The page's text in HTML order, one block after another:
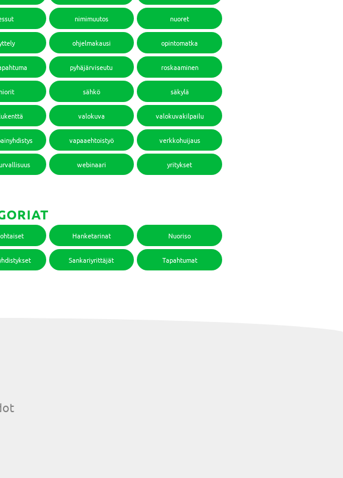
nimimuutos nuoret
ohjelmakausi opintomatka
pyhäjärviseutu roskaaminen
sähkö säkylä
valokuva valokuvakilpailu
vapaaehtoistyö verkkohuijaus
webinaari yritykset
Hanketarinat Nuoriso
Sankariyrittäjät Tapahtumat